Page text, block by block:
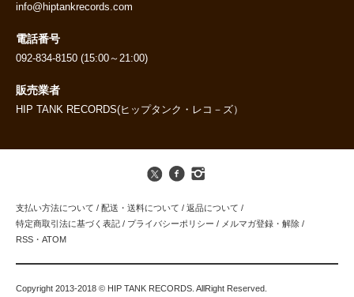
info@hiptankrecords.com
電話番号
092-834-8150 (15:00～21:00)
販売業者
HIP TANK RECORDS(ヒップタンク・レコ－ズ）
支払い方法について / 配送・送料について / 返品について /
特定商取引法に基づく表記 / プライバシーポリシー / メルマガ登録・解除 /
RSS ・ ATOM
Copyright 2013-2018 © HIP TANK RECORDS. AllRight Reserved.